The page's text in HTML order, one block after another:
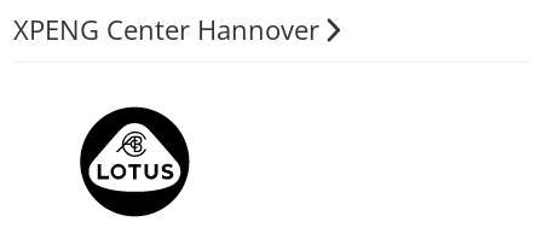
XPENG Center Hannover